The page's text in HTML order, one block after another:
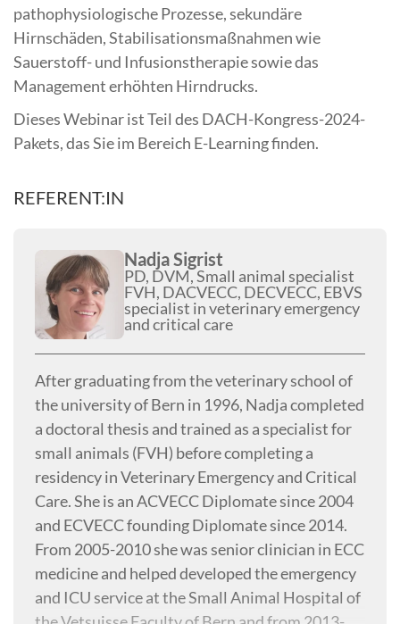
pathophysiologische Prozesse, sekundäre
Hirnschäden, Stabilisationsmaßnahmen wie
Sauerstoff- und Infusionstherapie sowie das
Management erhöhten Hirndrucks.
Dieses Webinar ist Teil des DACH-Kongress-2024-
Pakets, das Sie im Bereich E-Learning finden.
REFERENT:IN
Nadja Sigrist
PD, DVM, Small animal specialist
FVH, DACVECC, DECVECC, EBVS
specialist in veterinary emergency
and critical care
After graduating from the veterinary school of
the university of Bern in 1996, Nadja completed
a doctoral thesis and trained as a specialist for
small animals (FVH) before completing a
residency in Veterinary Emergency and Critical
Care. She is an ACVECC Diplomate since 2004
and ECVECC founding Diplomate since 2014.
From 2005-2010 she was senior clinician in ECC
medicine and helped developed the emergency
and ICU service at the Small Animal Hospital of